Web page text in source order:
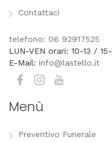
Contattaci
telefono: 06 92917525
LUN-VEN orari: 10-13 / 15-
E-Mail: info@lastello.it
Menù
Preventivo Funerale